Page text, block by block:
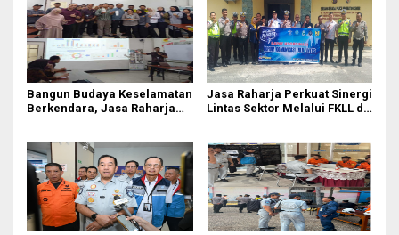
Bangun Budaya Keselamatan
Berkendara, Jasa Raharja
Jasa Raharja Perkuat Sinergi
Lintas Sektor Melalui FKLL di